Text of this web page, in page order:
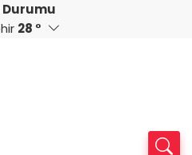
CAD
34,1883
Durumu
28 °